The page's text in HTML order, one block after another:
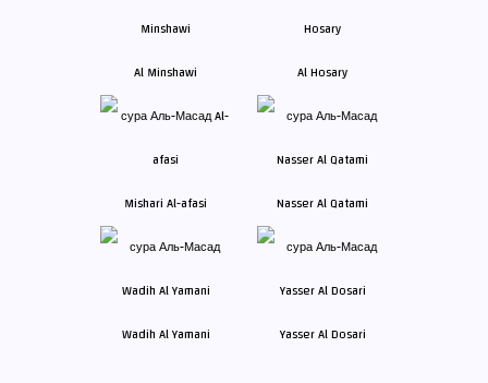
Al Minshawi Al Hosary
Mishari Al-afasi Nasser Al Qatami
Wadih Al Yamani Yasser Al Dosari